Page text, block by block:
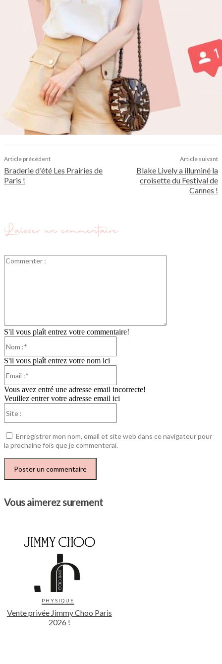
Article précédent
Braderie d'été Les Prairies de
Paris !
Article suivant
Blake Lively a illuminé la
croisette du Festival de
Cannes !
Laisser un commentaire
S'il vous plaît entrez votre commentaire!
S'il vous plaît entrez votre nom ici
Vous avez entré une adresse email incorrecte!
Veuillez entrer votre adresse email ici
Enregistrer mon nom, email et site web dans ce navigateur pour
la prochaine fois que je commenterai.
Vous aimerez surement
PHYSIQUE
Vente privée Jimmy Choo Paris
2026 !